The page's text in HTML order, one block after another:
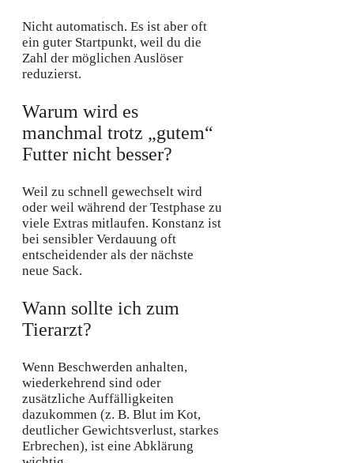
Nicht automatisch. Es ist aber oft
ein guter Startpunkt, weil du die
Zahl der möglichen Auslöser
reduzierst.
Warum wird es
manchmal trotz „gutem“
Futter nicht besser?
Weil zu schnell gewechselt wird
oder weil während der Testphase zu
viele Extras mitlaufen. Konstanz ist
bei sensibler Verdauung oft
entscheidender als der nächste
neue Sack.
Wann sollte ich zum
Tierarzt?
Wenn Beschwerden anhalten,
wiederkehrend sind oder
zusätzliche Auffälligkeiten
dazukommen (z. B. Blut im Kot,
deutlicher Gewichtsverlust, starkes
Erbrechen), ist eine Abklärung